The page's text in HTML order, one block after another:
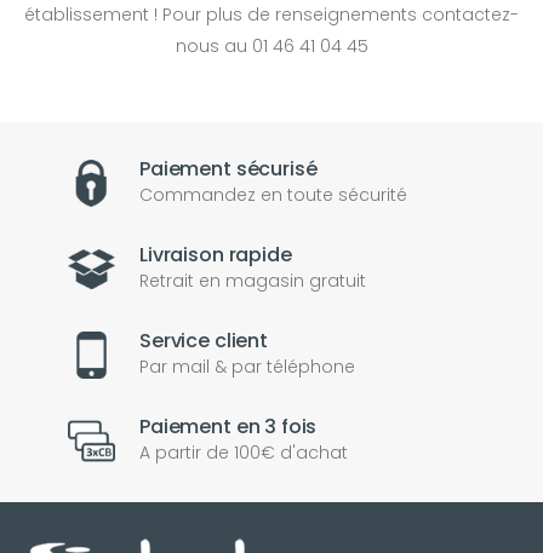
établissement ! Pour plus de renseignements contactez-
nous au 01 46 41 04 45
Paiement sécurisé
Commandez en toute sécurité
Livraison rapide
Retrait en magasin gratuit
Service client
Par mail & par téléphone
Paiement en 3 fois
A partir de 100€ d'achat